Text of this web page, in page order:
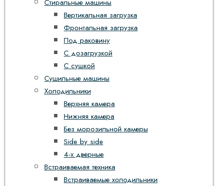
Стиральные машины
Вертикальная загрузка
Фронтальная загрузка
Под раковину
С дозагрузкой
С сушкой
Сушильные машины
Холодильники
Верхняя камера
Нижняя камера
Без морозильной камеры
Side by side
4-х дверные
Встраиваемая техника
Встраиваемые холодильники